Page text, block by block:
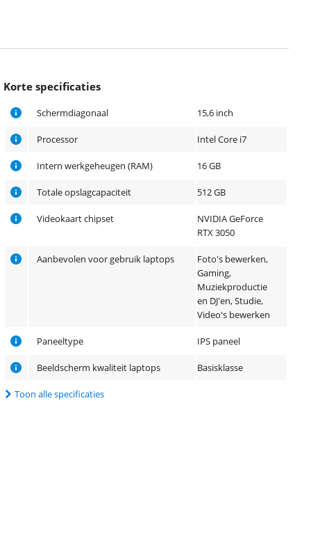
Korte specificaties
Schermdiagonaal 15,6 inch
Processor Intel Core i7
Intern werkgeheugen (RAM) 16 GB
Totale opslagcapaciteit 512 GB
Videokaart chipset
NVIDIA GeForce
RTX 3050
Aanbevolen voor gebruik laptops
Foto's bewerken,
Gaming,
Muziekproductie
en DJ'en, Studie,
Video's bewerken
Paneeltype IPS paneel
Beeldscherm kwaliteit laptops Basisklasse
Toon alle specificaties